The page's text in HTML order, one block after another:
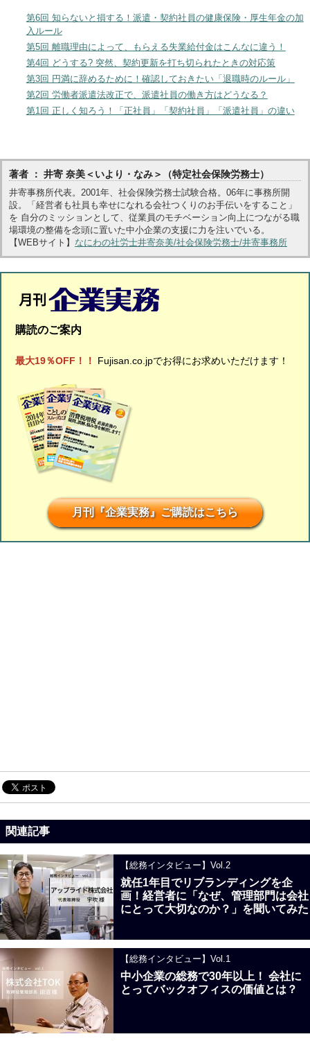
第6回 知らないと損する！派遣・契約社員の健康保険・厚生年金の加
入ルール
第5回 離職理由によって、もらえる失業給付金はこんなに違う！
第4回 どうする? 突然、契約更新を打ち切られたときの対応策
第3回 円満に辞めるために！確認しておきたい「退職時のルール」
第2回 労働者派遣法改正で、派遣社員の働き方はどうなる？
第1回 正しく知ろう！「正社員」「契約社員」「派遣社員」の違い
著者 ： 井寄 奈美＜いより・なみ＞（特定社会保険労務士）
井寄事務所代表。2001年、社会保険労務士試験合格。06年に事務所開
設。「経営者も社員も幸せになれる会社つくりのお手伝いをすること」
を 自分のミッションとして、従業員のモチベーション向上につながる職
場環境の整備を念頭に置いた中小企業の支援に力を注いでいる。
【WEBサイト】 なにわの社労士井寄奈美/社会保険労務士/井寄事務所
購読のご案内
最大19％OFF！！ Fujisan.co.jpでお得にお求めいただけます！
月刊『企業実務』ご購読はこちら
関連記事
【総務インタビュー】Vol.2
就任1年目でリブランディングを企
画！経営者に「なぜ、管理部門は会社
にとって大切なのか？」を聞いてみた
【総務インタビュー】Vol.1
中小企業の総務で30年以上！ 会社に
とってバックオフィスの価値とは？